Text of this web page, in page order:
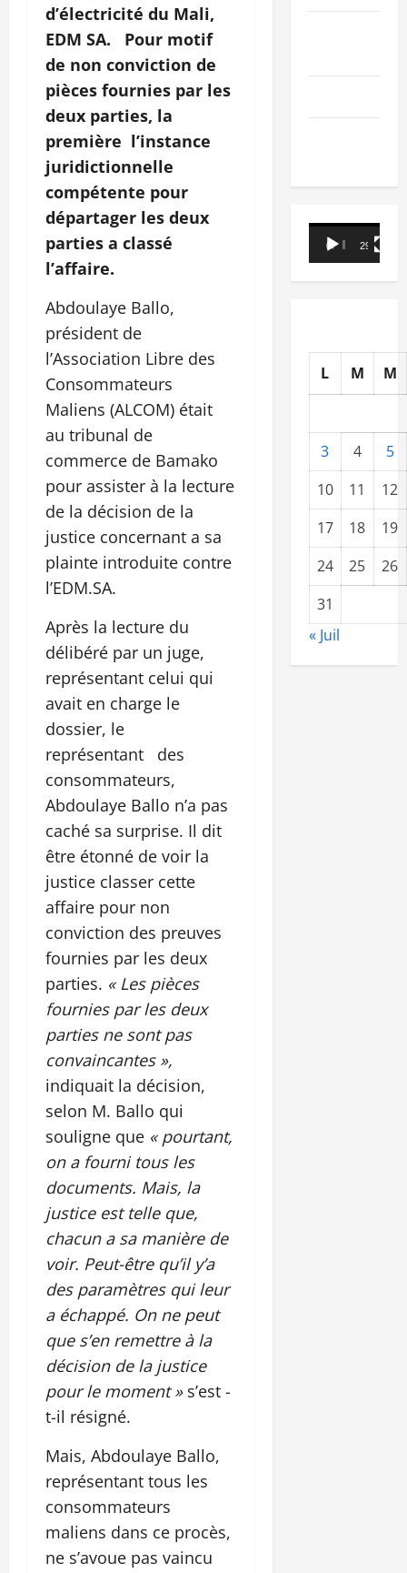
d’électricité du Mali,
EDM SA. Pour motif
de non conviction de
pièces fournies par les
deux parties, la
première l’instance
juridictionnelle
compétente pour
départager les deux
parties a classé
l’affaire.
Abdoulaye Ballo,
président de
l’Association Libre des
Consommateurs
Maliens (ALCOM) était
au tribunal de
commerce de Bamako
pour assister à la lecture
de la décision de la
justice concernant a sa
plainte introduite contre
l’EDM.SA.
Après la lecture du
délibéré par un juge,
représentant celui qui
avait en charge le
dossier, le
représentant des
consommateurs,
Abdoulaye Ballo n’a pas
caché sa surprise. Il dit
être étonné de voir la
justice classer cette
affaire pour non
conviction des preuves
fournies par les deux
parties. « Les pièces
fournies par les deux
parties ne sont pas
convaincantes »,
indiquait la décision,
selon M. Ballo qui
souligne que « pourtant,
on a fourni tous les
documents. Mais, la
justice est telle que,
chacun a sa manière de
voir. Peut-être qu’il y’a
des paramètres qui leur
a échappé. On ne peut
que s’en remettre à la
décision de la justice
pour le moment »s’est -
t-il résigné.
Mais, Abdoulaye Ballo,
représentant tous les
consommateurs
maliens dans ce procès,
ne s’avoue pas vaincu
Lecteur
vidéo
00:00 29:21
L M M
3 4
5
10
11
12
17
18
19
24
25
26
31
« Juil